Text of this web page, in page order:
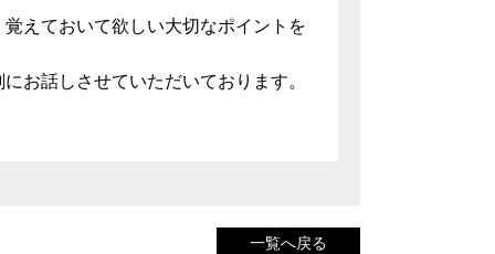
えておいて欲しい大切なポイントを
お話しさせていただいております。
一覧へ戻る